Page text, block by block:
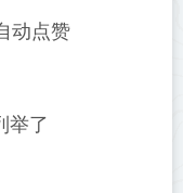
动点赞
了